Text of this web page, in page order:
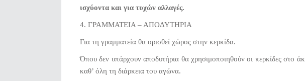
ισχύοντα και για τυχών αλλαγές.
4. ΓΡΑΜΜΑΤΕΙΑ – ΑΠΟΔΥΤΗΡΙΑ
Για τη γραμματεία θα ορισθεί χώρος στην κερκίδα.
Όπου δεν υπάρχουν αποδυτήρια θα χρησιμοποιηθούν οι κερκίδες στο
καθ’ όλη τη διάρκεια του αγώνα.